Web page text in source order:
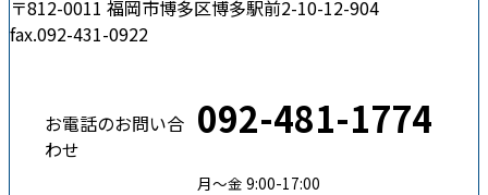
〒812-0011 福岡市博多区博多駅前2-10-12-904
fax.092-431-0922
お電話のお問い合
わせ
092-481-1774
月〜金 9:00-17:00